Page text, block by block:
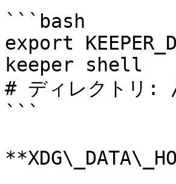
```bash
export
keeper shell
# ディレクト
```